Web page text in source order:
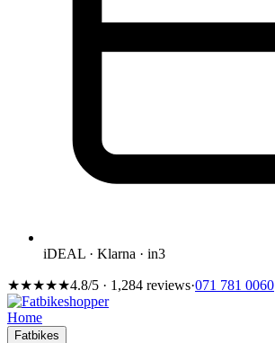
iDEAL · Klarna · in3
★★★★★4.8/5 · 1,284 reviews·071 781 0060
Home
Fatbikes